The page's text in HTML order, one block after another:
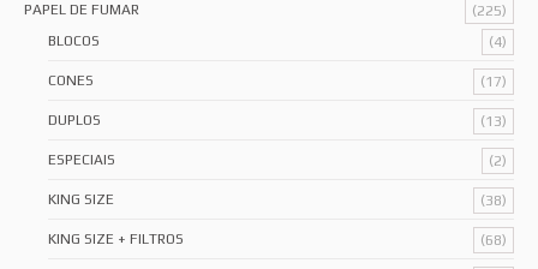
PAPEL DE FUMAR
(225)
BLOCOS
(4)
CONES (17)
DUPLOS (13)
ESPECIAIS (2)
KING SIZE (38)
KING SIZE + FILTROS (68)